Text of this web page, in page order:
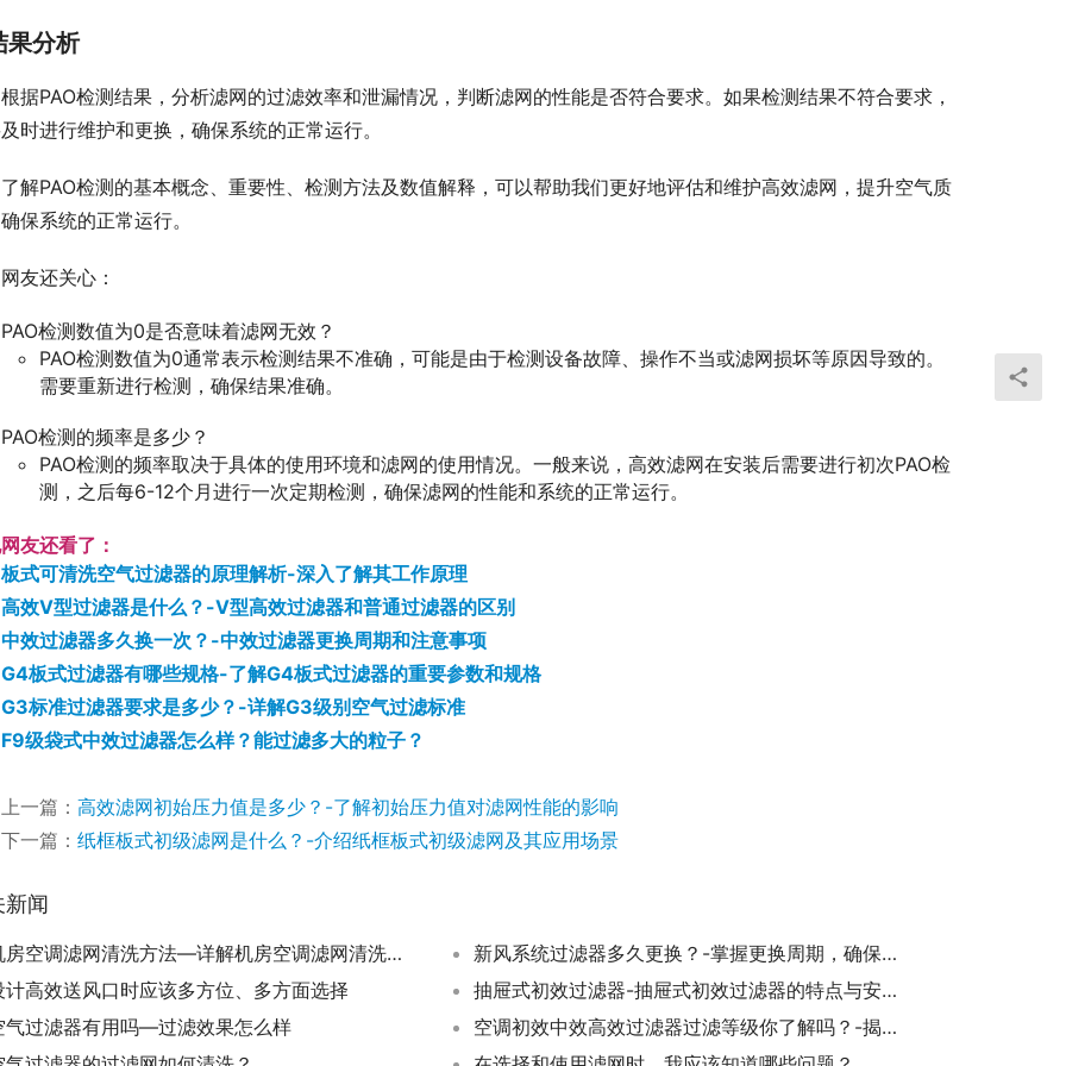
果分析
根据PAO检测结果，分析滤网的过滤效率和泄漏情况，判断滤网的性能是否符合要求。如果检测结果不符合要求，
时进行维护和更换，确保系统的正常运行。
了解PAO检测的基本概念、重要性、检测方法及数值解释，可以帮助我们更好地评估和维护高效滤网，提升空气质
保系统的正常运行。
网友还关心：
PAO检测数值为0是否意味着滤网无效？
PAO检测数值为0通常表示检测结果不准确，可能是由于检测设备故障、操作不当或滤网损坏等原因导致的。
需要重新进行检测，确保结果准确。
PAO检测的频率是多少？
PAO检测的频率取决于具体的使用环境和滤网的使用情况。一般来说，高效滤网在安装后需要进行初次PAO检
测，之后每6-12个月进行一次定期检测，确保滤网的性能和系统的正常运行。
友还看了：
板式可清洗空气过滤器的原理解析-深入了解其工作原理
高效V型过滤器是什么？-V型高效过滤器和普通过滤器的区别
中效过滤器多久换一次？-中效过滤器更换周期和注意事项
G4板式过滤器有哪些规格-了解G4板式过滤器的重要参数和规格
G3标准过滤器要求是多少？-详解G3级别空气过滤标准
F9级袋式中效过滤器怎么样？能过滤多大的粒子？
上一篇： 高效滤网初始压力值是多少？-了解初始压力值对滤网性能的影响
下一篇： 纸框板式初级滤网是什么？-介绍纸框板式初级滤网及其应用场景
新闻
机房空调滤网清洗方法—详解机房空调滤网清洗的注意事项
新风系统过滤器多久更换？-掌握更换周期，确保空气质量
计高效送风口时应该多方位、多方面选择
抽屉式初效过滤器-抽屉式初效过滤器的特点与安装维护指南
气过滤器有用吗—过滤效果怎么样
空调初效中效高效过滤器过滤等级你了解吗？-揭秘空调过滤等级标准与特点